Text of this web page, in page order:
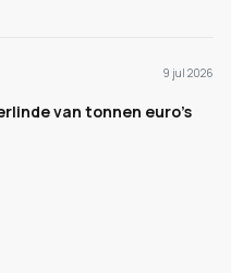
9 jul 2026
van tonnen euro's